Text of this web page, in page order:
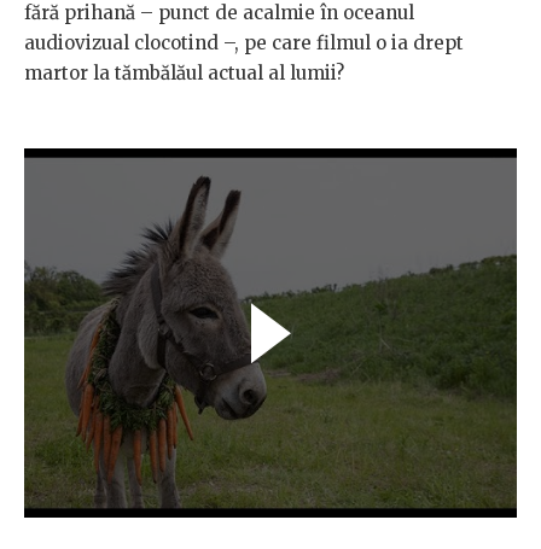
fără prihană – punct de acalmie în oceanul
audiovizual clocotind –, pe care filmul o ia drept
martor la tămbălăul actual al lumii?